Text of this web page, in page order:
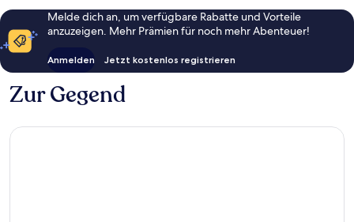
Melde dich an, um verfügbare Rabatte und Vorteile
anzuzeigen. Mehr Prämien für noch mehr Abenteuer!
Anmelden Jetzt kostenlos registrieren
Zur Gegend